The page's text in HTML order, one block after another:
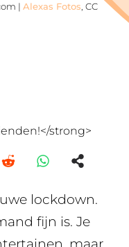
| Alexas Fotos , CC
strong>
lockdown.
fijn is. Je